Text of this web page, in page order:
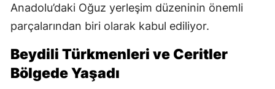
Anadolu’daki Oğuz yerleşim düzeninin önemli
parçalarından biri olarak kabul ediliyor.
Beydili Türkmenleri ve Ceritler
Bölgede Yaşadı